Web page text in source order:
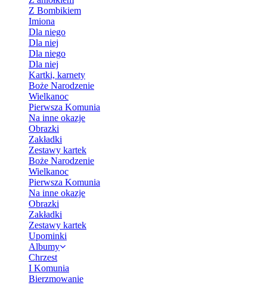
Z Bombikiem
Imiona
Dla niego
Dla niej
Dla niego
Dla niej
Kartki, karnety
Boże Narodzenie
Wielkanoc
Pierwsza Komunia
Na inne okazje
Obrazki
Zakładki
Zestawy kartek
Boże Narodzenie
Wielkanoc
Pierwsza Komunia
Na inne okazje
Obrazki
Zakładki
Zestawy kartek
Upominki
Albumy
Chrzest
I Komunia
Bierzmowanie